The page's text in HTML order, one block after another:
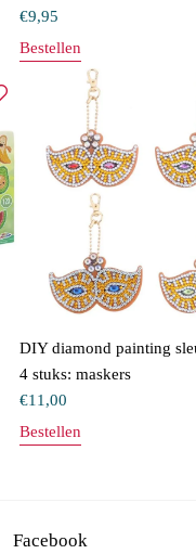
€9,95
Bestellen
DIY diamond painting
4 stuks: maskers
€11,00
Bestellen
Facebook